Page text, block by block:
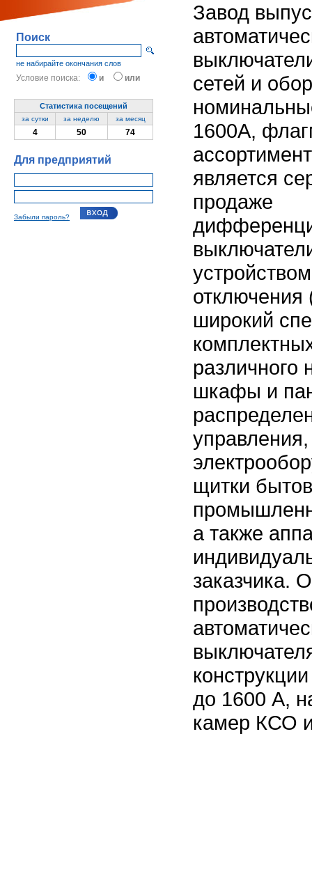
Поиск
не набирайте окончания слов
Условие поиска: и или
Статистика посещений
за сутки за неделю за месяц
4 50 74
Для предприятий
Забыли пароль?
Завод
сетей и
1600А,
является
продаже
широкий
различного
шкафы и
щитки
а также
заказчика.
до 1600 А,
камер КСО